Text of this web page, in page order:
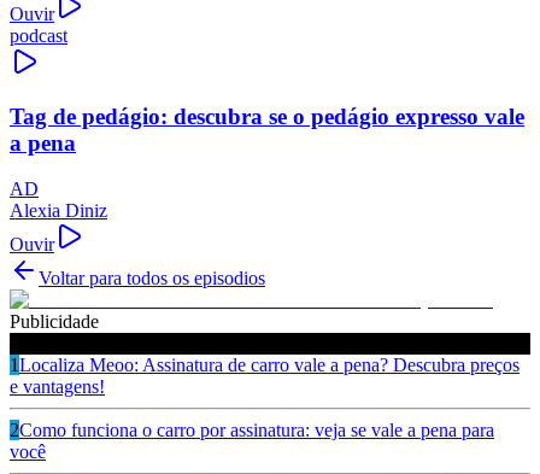
Ouvir
podcast
Tag de pedágio: descubra se o pedágio expresso vale
a pena
AD
Alexia Diniz
Ouvir
Voltar para todos os episodios
Publicidade
1Localiza Meoo: Assinatura de carro vale a pena? Descubra preços
e vantagens!
2Como funciona o carro por assinatura: veja se vale a pena para
você